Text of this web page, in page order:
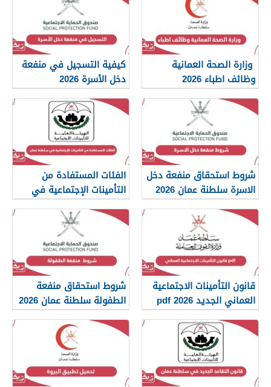
وزارة الصحة العمانية
وظائف اطباء 2026
كيفية التسجيل في منفعة
دخل الأسرة 2026
شروط استحقاق منفعة دخل
الاسرة سلطنة عمان 2026
الفئات المستفادة من
التأمينات الإجتماعية في
سلطنة عمان 2026
قانون التأمينات الاجتماعية
العماني الجديد 2026 pdf
شروط استحقاق منفعة
الطفولة سلطنة عمان 2026